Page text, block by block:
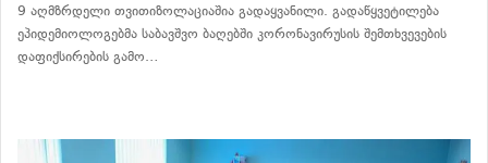
9 აღმზრდელი თვითიზოლაციაშია გადაყვანილი. გადაწყვეტილება
ეპიდემიოლოგებმა საბავშვო ბაღებში კორონავირუსის შემთხვევების
დაფიქსირების გამო…